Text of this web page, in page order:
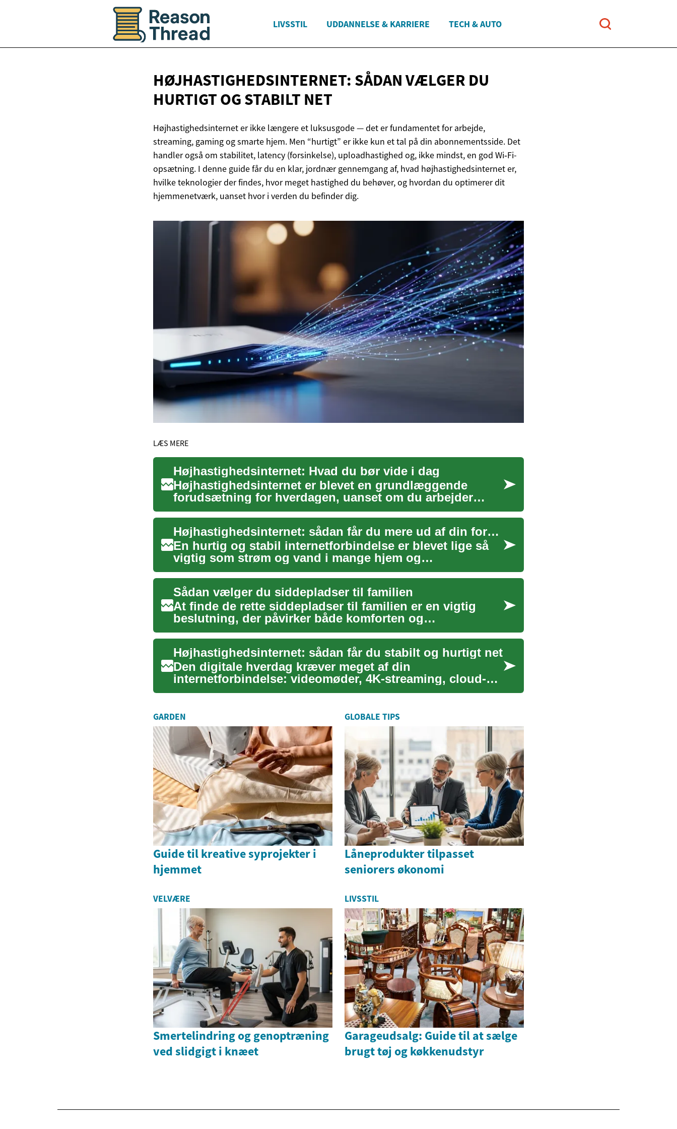
LIVSSTIL UDDANNELSE & KARRIERE TECH & AUTO
HØJHASTIGHEDSINTERNET: SÅDAN VÆLGER DU
HURTIGT OG STABILT NET
Højhastighedsinternet er ikke længere et luksusgode — det er fundamentet for arbejde,
streaming, gaming og smarte hjem. Men “hurtigt” er ikke kun et tal på din abonnementsside. Det
handler også om stabilitet, latency (forsinkelse), uploadhastighed og, ikke mindst, en god Wi‑Fi-
opsætning. I denne guide får du en klar, jordnær gennemgang af, hvad højhastighedsinternet er,
hvilke teknologier der findes, hvor meget hastighed du behøver, og hvordan du optimerer dit
hjemmenetværk, uanset hvor i verden du befinder dig.
LÆS MERE
Højhastighedsinternet: Hvad du bør vide i dag
Højhastighedsinternet er blevet en grundlæggende
forudsætning for hverdagen, uanset om du arbejder
hjemmefra, streame...
Højhastighedsinternet: sådan får du mere ud af din forbindelse
En hurtig og stabil internetforbindelse er blevet lige så
vigtig som strøm og vand i mange hjem og
virksomheder. Fra ...
Sådan vælger du siddepladser til familien
At finde de rette siddepladser til familien er en vigtig
beslutning, der påvirker både komforten og
funktionaliteten ...
Højhastighedsinternet: sådan får du stabilt og hurtigt net
Den digitale hverdag kræver meget af din
internetforbindelse: videomøder, 4K-streaming, cloud-
backup, gaming og smart...
GARDEN
Guide til kreative syprojekter i
hjemmet
GLOBALE TIPS
Låneprodukter tilpasset
seniorers økonomi
VELVÆRE
Smertelindring og genoptræning
ved slidgigt i knæet
LIVSSTIL
Garageudsalg: Guide til at sælge
brugt tøj og køkkenudstyr